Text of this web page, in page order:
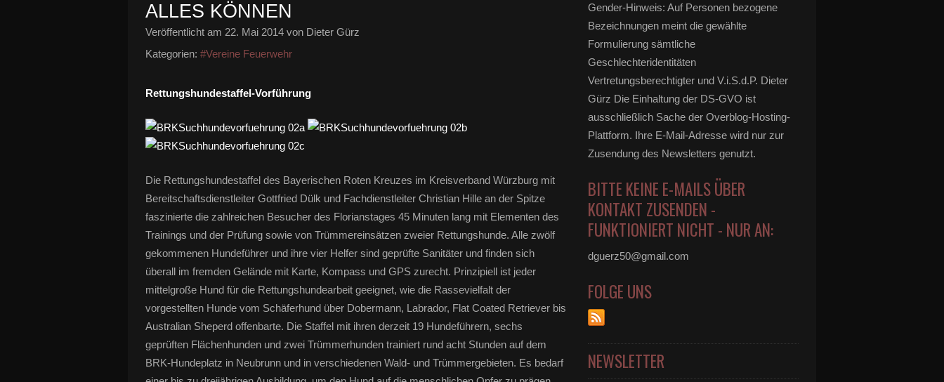
ALLES KÖNNEN
Veröffentlicht am 22. Mai 2014 von Dieter Gürz
Kategorien: #Vereine Feuerwehr
Rettungshundestaffel-Vorführung
Die Rettungshundestaffel des Bayerischen Roten Kreuzes im Kreisverband Würzburg mit
Bereitschaftsdienstleiter Gottfried Dülk und Fachdienstleiter Christian Hille an der Spitze
faszinierte die zahlreichen Besucher des Florianstages 45 Minuten lang mit Elementen des
Trainings und der Prüfung sowie von Trümmereinsätzen zweier Rettungshunde. Alle zwölf
gekommenen Hundeführer und ihre vier Helfer sind geprüfte Sanitäter und finden sich
überall im fremden Gelände mit Karte, Kompass und GPS zurecht. Prinzipiell ist jeder
mittelgroße Hund für die Rettungshundearbeit geeignet, wie die Rassevielfalt der
vorgestellten Hunde vom Schäferhund über Dobermann, Labrador, Flat Coated Retriever bis
Australian Sheperd offenbarte. Die Staffel mit ihren derzeit 19 Hundeführern, sechs
geprüften Flächenhunden und zwei Trümmerhunden trainiert rund acht Stunden auf dem
BRK-Hundeplatz in Neubrunn und in verschiedenen Wald- und Trümmergebieten. Es bedarf
Gender-Hinweis: Auf Personen bezogene
Bezeichnungen meint die gewählte
Formulierung sämtliche
Geschlechteridentitäten
Vertretungsberechtigter und V.i.S.d.P. Dieter
Gürz Die Einhaltung der DS-GVO ist
ausschließlich Sache der Overblog-Hosting-
Plattform. Ihre E-Mail-Adresse wird nur zur
Zusendung des Newsletters genutzt.
BITTE KEINE E-MAILS ÜBER
KONTAKT ZUSENDEN -
FUNKTIONIERT NICHT - NUR AN:
dguerz50@gmail.com
FOLGE UNS
NEWSLETTER